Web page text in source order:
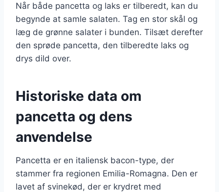
Når både pancetta og laks er tilberedt, kan du
begynde at samle salaten. Tag en stor skål og
læg de grønne salater i bunden. Tilsæt derefter
den sprøde pancetta, den tilberedte laks og
drys dild over.
Historiske data om
pancetta og dens
anvendelse
Pancetta er en italiensk bacon-type, der
stammer fra regionen Emilia-Romagna. Den er
lavet af svinekød, der er krydret med